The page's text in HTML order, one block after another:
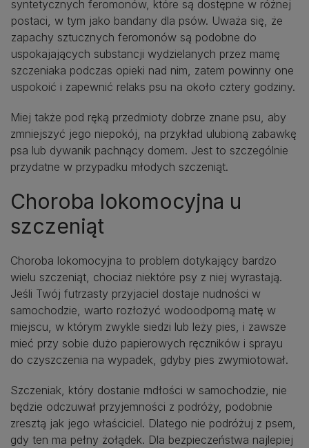
syntetycznych feromonów, które są dostępne w różnej
postaci, w tym jako bandany dla psów. Uważa się, że
zapachy sztucznych feromonów są podobne do
uspokajających substancji wydzielanych przez mamę
szczeniaka podczas opieki nad nim, zatem powinny one
uspokoić i zapewnić relaks psu na około cztery godziny.
Miej także pod ręką przedmioty dobrze znane psu, aby
zmniejszyć jego niepokój, na przykład ulubioną zabawkę
psa lub dywanik pachnący domem. Jest to szczególnie
przydatne w przypadku młodych szczeniąt.
Choroba lokomocyjna u
szczeniąt
Choroba lokomocyjna to problem dotykający bardzo
wielu szczeniąt, chociaż niektóre psy z niej wyrastają.
Jeśli Twój futrzasty przyjaciel dostaje nudności w
samochodzie, warto rozłożyć wodoodporną matę w
miejscu, w którym zwykle siedzi lub leży pies, i zawsze
mieć przy sobie dużo papierowych ręczników i sprayu
do czyszczenia na wypadek, gdyby pies zwymiotował.
Szczeniak, który dostanie mdłości w samochodzie, nie
będzie odczuwał przyjemności z podróży, podobnie
zresztą jak jego właściciel. Dlatego nie podróżuj z psem,
gdy ten ma pełny żołądek. Dla bezpieczeństwa najlepiej